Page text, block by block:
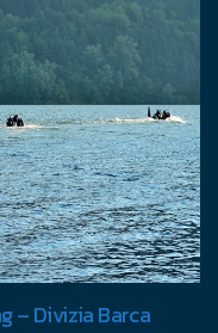
– Divizia Barca